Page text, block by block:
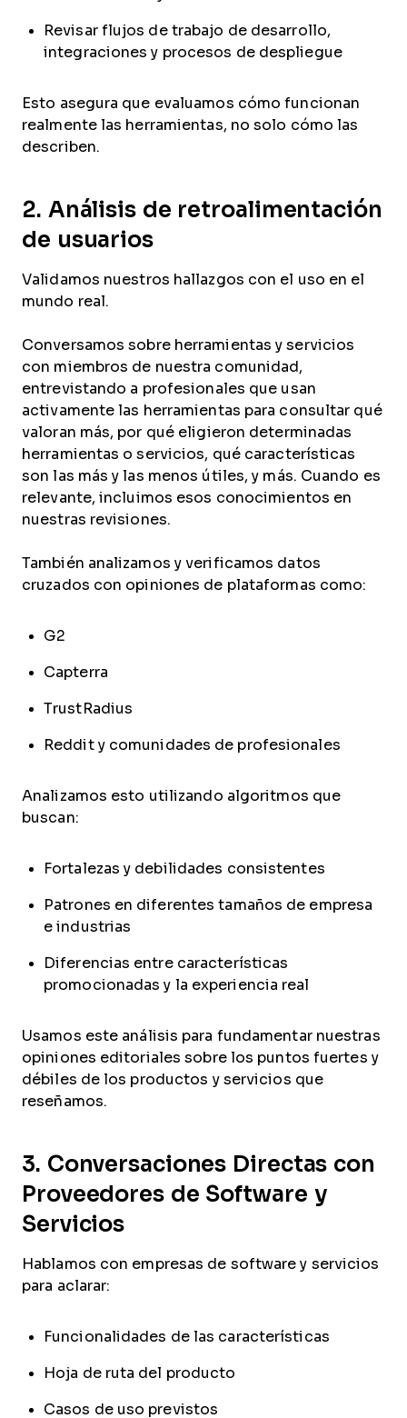
Revisar flujos de trabajo de desarrollo,
integraciones y procesos de despliegue
Esto asegura que evaluamos cómo funcionan
realmente las herramientas, no solo cómo las
describen.
2. Análisis de retroalimentación
de usuarios
Validamos nuestros hallazgos con el uso en el
mundo real.
Conversamos sobre herramientas y servicios
con miembros de nuestra comunidad,
entrevistando a profesionales que usan
activamente las herramientas para consultar qué
valoran más, por qué eligieron determinadas
herramientas o servicios, qué características
son las más y las menos útiles, y más. Cuando es
relevante, incluimos esos conocimientos en
nuestras revisiones.
También analizamos y verificamos datos
cruzados con opiniones de plataformas como:
G2
Capterra
TrustRadius
Reddit y comunidades de profesionales
Analizamos esto utilizando algoritmos que
buscan:
Fortalezas y debilidades consistentes
Patrones en diferentes tamaños de empresa
e industrias
Diferencias entre características
promocionadas y la experiencia real
Usamos este análisis para fundamentar nuestras
opiniones editoriales sobre los puntos fuertes y
débiles de los productos y servicios que
reseñamos.
3. Conversaciones Directas con
Proveedores de Software y
Servicios
Hablamos con empresas de software y servicios
para aclarar:
Funcionalidades de las características
Hoja de ruta del producto
Casos de uso previstos